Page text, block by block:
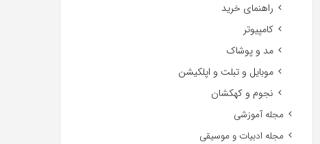
راهنمای خرید
کامپیوتر
مد و پوشاک
موبایل و تبلت و اپلکیشن
نجوم و کهکشان
مجله آموزشی
مجله ادبیات و موسیقی